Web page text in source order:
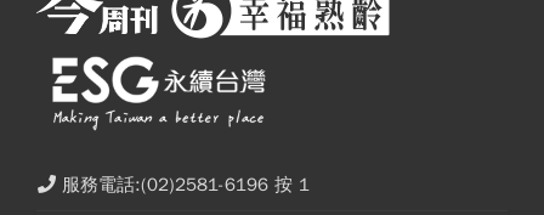
服務電話:(02)2581-6196 按 1